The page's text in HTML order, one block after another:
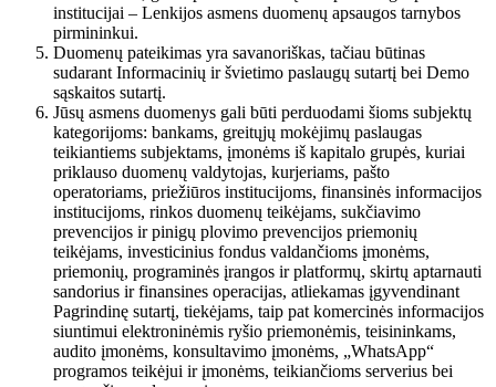
institucijai – Lenkijos asmens duomenų apsaugos tarnybos
pirmininkui.
Duomenų pateikimas yra savanoriškas, tačiau būtinas
sudarant Informacinių ir švietimo paslaugų sutartį bei Demo
sąskaitos sutartį.
Jūsų asmens duomenys gali būti perduodami šioms subjektų
kategorijoms: bankams, greitųjų mokėjimų paslaugas
teikiantiems subjektams, įmonėms iš kapitalo grupės, kuriai
priklauso duomenų valdytojas, kurjeriams, pašto
operatoriams, priežiūros institucijoms, finansinės informacijos
institucijoms, rinkos duomenų teikėjams, sukčiavimo
prevencijos ir pinigų plovimo prevencijos priemonių
teikėjams, investicinius fondus valdančioms įmonėms,
priemonių, programinės įrangos ir platformų, skirtų aptarnauti
sandorius ir finansines operacijas, atliekamas įgyvendinant
Pagrindinę sutartį, tiekėjams, taip pat komercinės informacijos
siuntimui elektroninėmis ryšio priemonėmis, teisininkams,
audito įmonėms, konsultavimo įmonėms, „WhatsApp“
programos teikėjui ir įmonėms, teikiančioms serverius bei